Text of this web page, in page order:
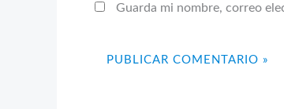
Guarda mi nombre, correo